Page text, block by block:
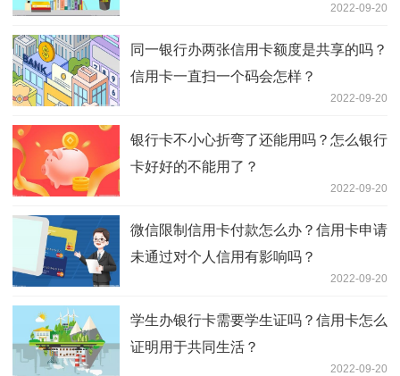
2022-09-20
同一银行办两张信用卡额度是共享的吗？
信用卡一直扫一个码会怎样？
2022-09-20
银行卡不小心折弯了还能用吗？怎么银行
卡好好的不能用了？
2022-09-20
微信限制信用卡付款怎么办？信用卡申请
未通过对个人信用有影响吗？
2022-09-20
学生办银行卡需要学生证吗？信用卡怎么
证明用于共同生活？
2022-09-20